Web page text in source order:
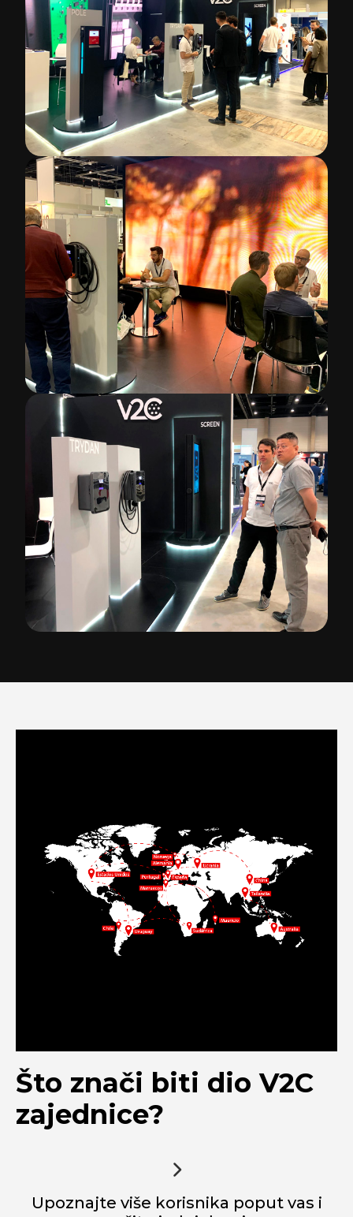
Što znači biti dio V2C
zajednice?
Upoznajte više korisnika poput vas i